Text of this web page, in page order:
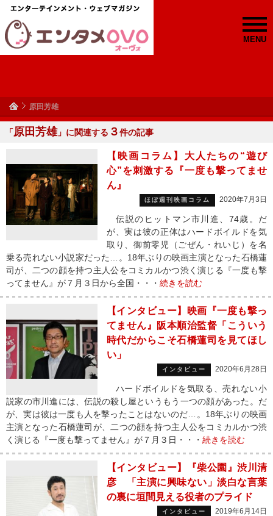
MENU
原田芳雄
「原田芳雄」に関連する ３件の記事
【映画コラム】大人たちの“遊び
心”を刺激する『一度も撃ってませ
ん』
ほぼ週刊映画コラム 2020年7月3日
伝説のヒットマン市川進、74歳。だ
が、実は彼の正体はハードボイルドを気
取り、御前零児（ごぜん・れいじ）を名
乗る売れない小説家だった…。18年ぶりの映画主演となった石橋蓮
司が、二つの顔を持つ主人公をコミカルかつ渋く演じる『一度も撃
ってません』が７月３日から全国・・・ 続きを読む
【インタビュー】映画『一度も撃っ
てません』阪本順治監督「こういう
時代だからこそ石橋蓮司を見てほし
い」
インタビュー 2020年6月28日
ハードボイルドを気取る、売れない小
説家の市川進には、伝説の殺し屋というもう一つの顔があった。だ
が、実は彼は一度も人を撃ったことはないのだ…。18年ぶりの映画
主演となった石橋蓮司が、二つの顔を持つ主人公をコミカルかつ渋
く演じる『一度も撃ってません』が７月３日・・・ 続きを読む
【インタビュー】『柴公園』渋川清
彦 「主演に興味ない」淡白な言葉
の裏に垣間見える役者のプライド
インタビュー 2019年6月14日